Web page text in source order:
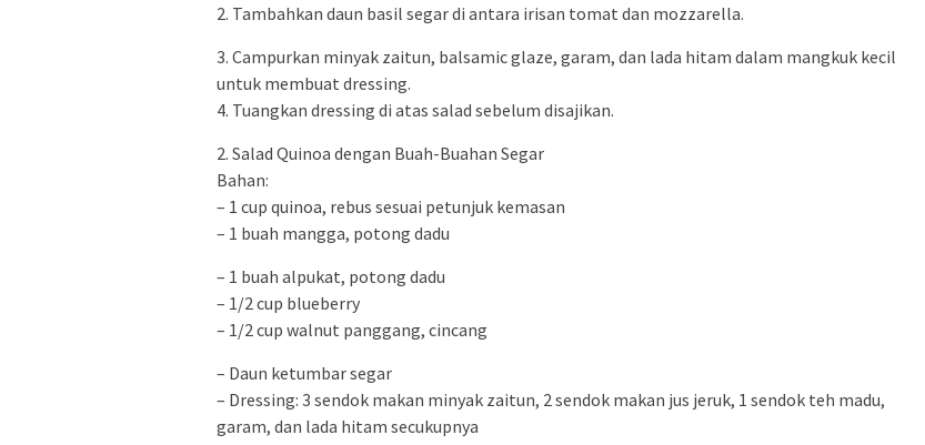
2. Tambahkan daun basil segar di antara irisan tomat dan mozzarella.
3. Campurkan minyak zaitun, balsamic glaze, garam, dan lada hitam dalam mangkuk kecil
untuk membuat dressing.
4. Tuangkan dressing di atas salad sebelum disajikan.
2. Salad Quinoa dengan Buah-Buahan Segar
Bahan:
– 1 cup quinoa, rebus sesuai petunjuk kemasan
– 1 buah mangga, potong dadu
– 1 buah alpukat, potong dadu
– 1/2 cup blueberry
– 1/2 cup walnut panggang, cincang
– Daun ketumbar segar
– Dressing: 3 sendok makan minyak zaitun, 2 sendok makan jus jeruk, 1 sendok teh madu,
garam, dan lada hitam secukupnya